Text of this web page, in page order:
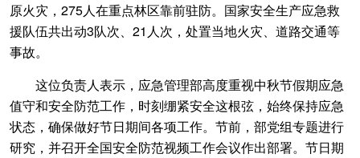
原火灾，275人在重点林区靠前驻防。国家安全生产应急救
援队伍共出动3队次、21人次，处置当地火灾、道路交通等
事故。
这位负责人表示，应急管理部高度重视中秋节假期应急
值守和安全防范工作，时刻绷紧安全这根弦，始终保持应急
状态，确保做好节日期间各项工作。节前，部党组专题进行
研究，并召开全国安全防范视频工作会议作出部署。节日期